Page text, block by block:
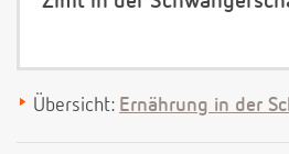
Übersicht: Ernährung in der